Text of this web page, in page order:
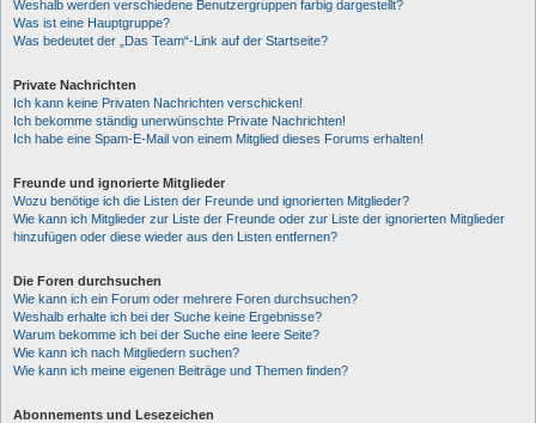
Weshalb werden verschiedene Benutzergruppen farbig dargestellt?
Was ist eine Hauptgruppe?
Was bedeutet der „Das Team“-Link auf der Startseite?
Private Nachrichten
Ich kann keine Privaten Nachrichten verschicken!
Ich bekomme ständig unerwünschte Private Nachrichten!
Ich habe eine Spam-E-Mail von einem Mitglied dieses Forums erhalten!
Freunde und ignorierte Mitglieder
Wozu benötige ich die Listen der Freunde und ignorierten Mitglieder?
Wie kann ich Mitglieder zur Liste der Freunde oder zur Liste der ignorierten Mitglieder
hinzufügen oder diese wieder aus den Listen entfernen?
Die Foren durchsuchen
Wie kann ich ein Forum oder mehrere Foren durchsuchen?
Weshalb erhalte ich bei der Suche keine Ergebnisse?
Warum bekomme ich bei der Suche eine leere Seite?
Wie kann ich nach Mitgliedern suchen?
Wie kann ich meine eigenen Beiträge und Themen finden?
Abonnements und Lesezeichen